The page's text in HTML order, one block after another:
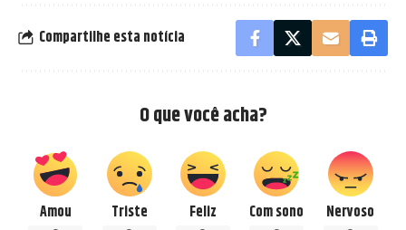
Compartilhe esta notícia
O que você acha?
Amou Triste Feliz Com sono Nervoso